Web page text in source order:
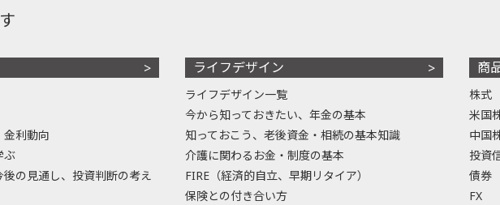
金利動向
ぶ
後の見通し、投資判断の考え
ライフデザイン
ライフデザイン一覧
今から知っておきたい、年金の基本
知っておこう、老後資金・相続の基本知識
介護に関わるお金・制度の基本
FIRE（経済的自立、早期リタイア）
保険との付き合い方
商
株式
米国
中国
投資
債券
FX